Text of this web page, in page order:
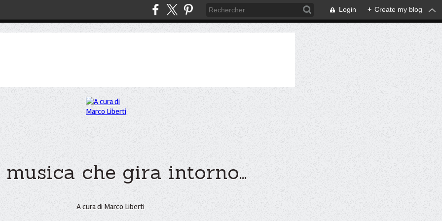
Login + Create my blog
che gira intorno...
A cura di Marco Liberti